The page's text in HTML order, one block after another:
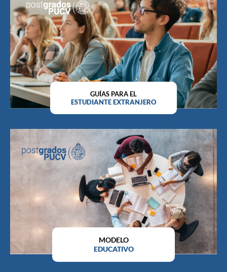
GUÍAS PARA EL
ESTUDIANTE EXTRANJERO
MODELO
EDUCATIVO